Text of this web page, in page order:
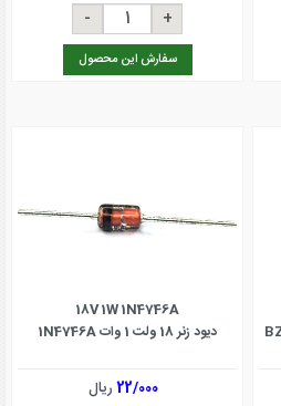
سفارش این محصول
18V 1W 1N4746A
دیود زنر 18 ولت 1 وات 1N4746A
22/000ریال